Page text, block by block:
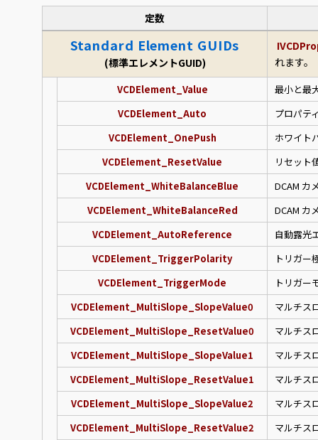
定数
Standard Element GUIDs
(標準エレメントGUID)
れます。
VCDElement_Value
最小と最
VCDElement_Auto
プロパテ
VCDElement_OnePush
ホワイト
VCDElement_ResetValue
リセット
VCDElement_WhiteBalanceBlue
DCAM カ
VCDElement_WhiteBalanceRed
DCAM カ
VCDElement_AutoReference
自動露光
VCDElement_TriggerPolarity
トリガー
VCDElement_TriggerMode
トリガー
VCDElement_MultiSlope_SlopeValue0
マルチス
VCDElement_MultiSlope_ResetValue0
マルチス
VCDElement_MultiSlope_SlopeValue1
マルチス
VCDElement_MultiSlope_ResetValue1
マルチス
VCDElement_MultiSlope_SlopeValue2
マルチス
VCDElement_MultiSlope_ResetValue2
マルチス